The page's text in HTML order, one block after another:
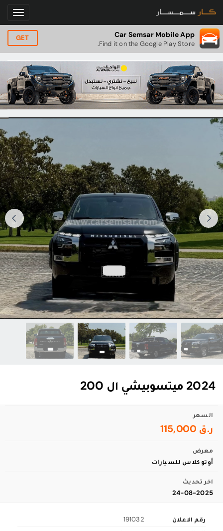
Car Semsar Mobile App
Find it on the Google Play Store.
GET
2024 ميتسوبيشي ال 200
السعر
ر.ق 115,000
معرض
أوتو كلاس للسيارات
اخر تحديث
24-08-2025
رقم الاعلان
191032